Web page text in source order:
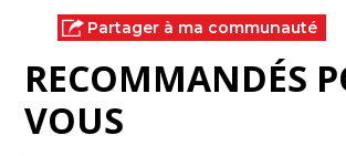
Partager à ma communauté
RECOMMANDÉS
VOUS